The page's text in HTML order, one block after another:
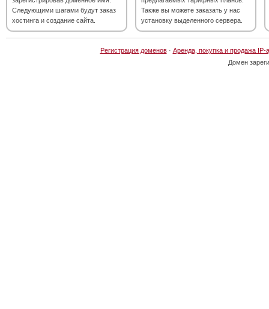
Следующими шагами будут заказ
хостинга и создание сайта.
Также вы можете заказать у нас
установку выделенного сервера.
Регистрация доменов· Аренда, покупка и продажа IP-
Домен